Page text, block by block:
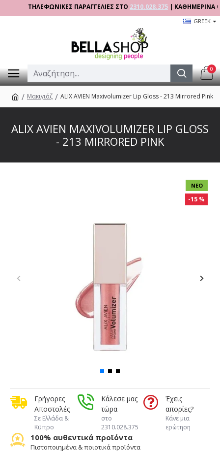
ΤΗΛΕΦΩΝΙΚΕΣ ΠΑΡΑΓΓΕΛΙΕΣ ΣΤΟ2310.028.375| ΚΑΘΗΜΕΡΙΝΑ
GREEK
0
Μακιγιάζ ALIX AVIEN Maxivolumizer Lip Gloss - 213 Mirrored Pink
ALIX AVIEN MAXIVOLUMIZER LIP GLOSS
- 213 MIRRORED PINK
ΝΈΟ
-15 %
Γρήγορες
Αποστολές
Σε Ελλάδα &
Κϋπρο
Κάλεσε μας
τώρα
στο
2310.028.375
Έχεις
απορίες?
Κάνε μια
ερώτηση
100% αυθεντικά προϊόντα
Πιστοποιημένα & ποιοτικά προϊόντα